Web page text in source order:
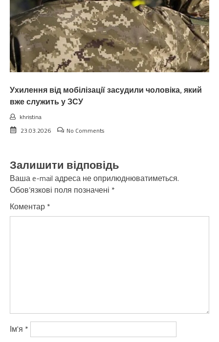
Ухилення від мобілізації засудили чоловіка, який
вже служить у ЗСУ
khristina
23.03.2026
No Comments
Залишити відповідь
Ваша e-mail адреса не оприлюднюватиметься.
Обов’язкові поля позначені *
Коментар *
Ім'я *